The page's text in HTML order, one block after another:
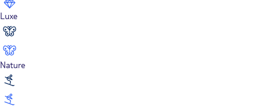
Luxe
Nature